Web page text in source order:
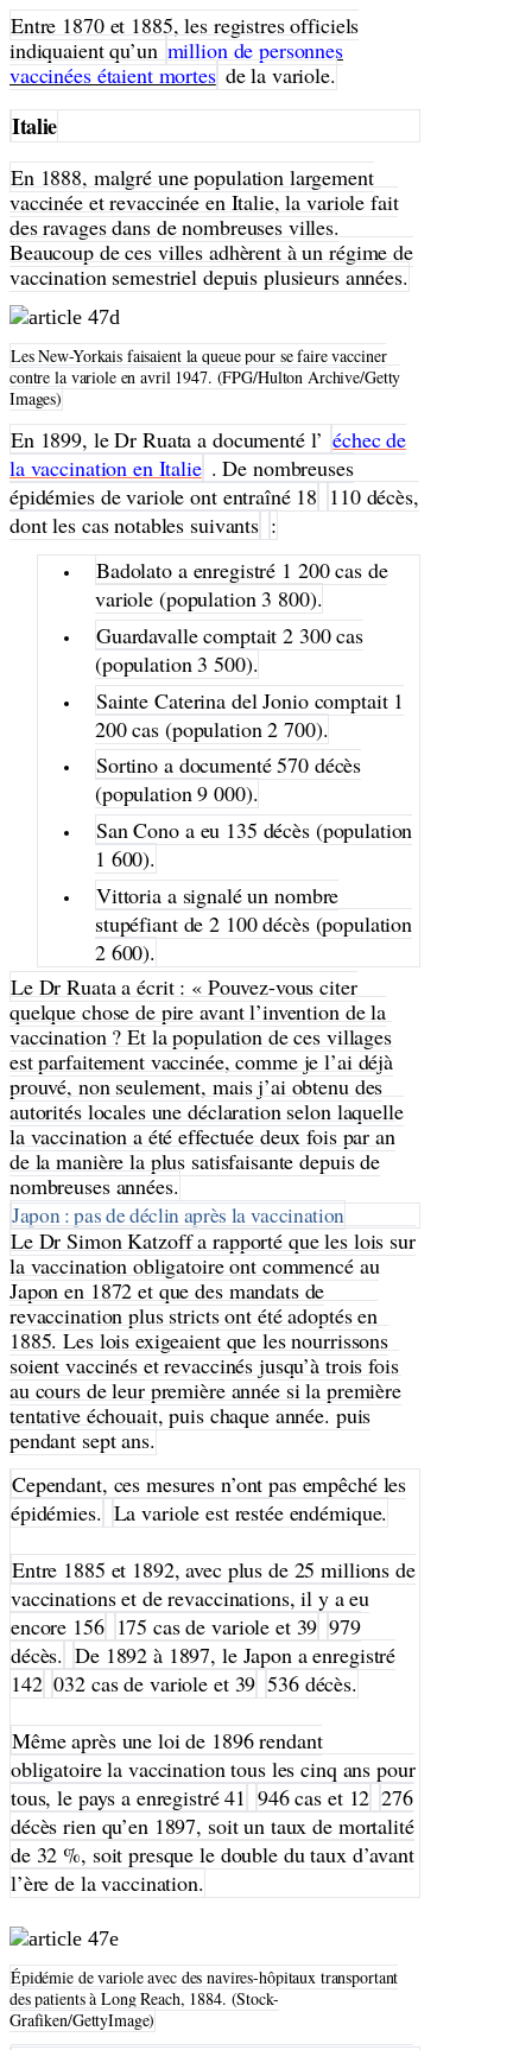
Entre 1870 et 1885, les registres officiels
indiquaient qu’unmillion de personnes
vaccinées étaient mortesde la variole.
Italie
En 1888, malgré une population largement
vaccinée et revaccinée en Italie, la variole fait
des ravages dans de nombreuses villes.
Beaucoup de ces villes adhèrent à un régime de
vaccination semestriel depuis plusieurs années.
Les New-Yorkais faisaient la queue pour se faire vacciner
contre la variole en avril 1947. (FPG/Hulton Archive/Getty
Images)
En 1899, le Dr Ruata a documenté l’ échec de
la vaccination en Italie . De nombreuses
épidémies de variole ont entraîné 18 110 décès,
dont les cas notables suivants :
Badolato a enregistré 1 200 cas de
variole (population 3 800).
Guardavalle comptait 2 300 cas
(population 3 500).
Sainte Caterina del Jonio comptait 1
200 cas (population 2 700).
Sortino a documenté 570 décès
(population 9 000).
San Cono a eu 135 décès (population
1 600).
Vittoria a signalé un nombre
stupéfiant de 2 100 décès (population
2 600).
Le Dr Ruata a écrit : « Pouvez-vous citer
quelque chose de pire avant l’invention de la
vaccination ? Et la population de ces villages
est parfaitement vaccinée, comme je l’ai déjà
prouvé, non seulement, mais j’ai obtenu des
autorités locales une déclaration selon laquelle
la vaccination a été effectuée deux fois par an
de la manière la plus satisfaisante depuis de
nombreuses années.
Japon : pas de déclin après la vaccination
Le Dr Simon Katzoff a rapporté que les lois sur
la vaccination obligatoire ont commencé au
Japon en 1872 et que des mandats de
revaccination plus stricts ont été adoptés en
1885. Les lois exigeaient que les nourrissons
soient vaccinés et revaccinés jusqu’à trois fois
au cours de leur première année si la première
tentative échouait, puis chaque année. puis
pendant sept ans.
Cependant, ces mesures n’ont pas empêché les
épidémies. La variole est restée endémique.
Entre 1885 et 1892, avec plus de 25 millions de
vaccinations et de revaccinations, il y a eu
encore 156 175 cas de variole et 39 979
décès. De 1892 à 1897, le Japon a enregistré
142 032 cas de variole et 39 536 décès.
Même après une loi de 1896 rendant
obligatoire la vaccination tous les cinq ans pour
tous, le pays a enregistré 41 946 cas et 12 276
décès rien qu’en 1897, soit un taux de mortalité
de 32 %, soit presque le double du taux d’avant
l’ère de la vaccination.
Épidémie de variole avec des navires-hôpitaux transportant
des patients à Long Reach, 1884. (Stock-
Grafiken/GettyImage)